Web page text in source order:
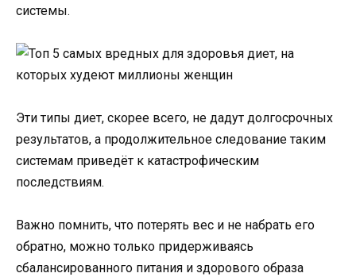
системы.
Эти типы диет, скорее всего, не дадут долгосрочных
результатов, а продолжительное следование таким
системам приведёт к катастрофическим
последствиям.
Важно помнить, что потерять вес и не набрать его
обратно, можно только придерживаясь
сбалансированного питания и здорового образа